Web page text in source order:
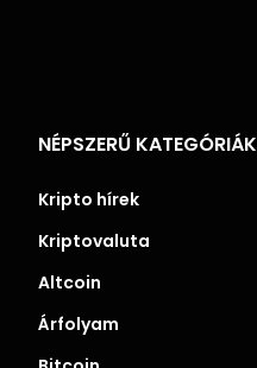
NÉPSZERŰ KATEGÓRIÁK
Kripto hírek
Kriptovaluta
Altcoin
Árfolyam